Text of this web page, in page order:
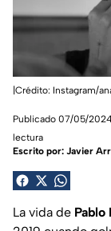
|Crédito: Instagram/
Publicado 07/05/
lectura
Escrito por: Javier
La vida de Pablo